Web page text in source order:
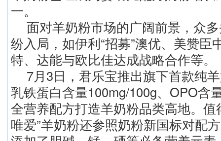
一。
面对羊奶粉市场的广阔前景，众
纷入局，如伊利“招募”澳优、美赞臣
特、达能与欧比佳达成战略合作等。
7月3日，君乐宝推出旗下首款纯
乳铁蛋白含量100mg/100g、OPO含
全营养配方打造羊奶粉品类高地。值
唯爱”羊奶粉还参照奶粉新国标对配